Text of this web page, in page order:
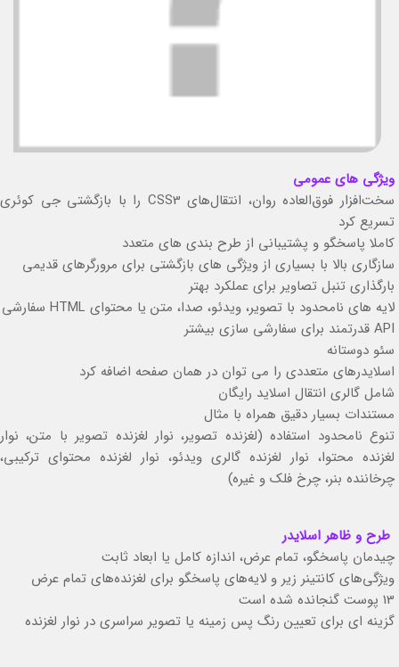
ویژگی های عمومی
سخت‌افزار فوق‌العاده روان، انتقال‌های CSS3 را با بازگشتی جی کوئری
تسریع کرد
کاملا پاسخگو و پشتیبانی از طرح بندی های متعدد
سازگاری بالا با بسیاری از ویژگی های بازگشتی برای مرورگرهای قدیمی
بارگذاری تنبل تصاویر برای عملکرد بهتر
لایه های نامحدود با تصویر، ویدئو، صدا، متن یا محتوای HTML سفارشی
API قدرتمند برای سفارشی سازی بیشتر
سئو دوستانه
اسلایدرهای متعددی را می توان در همان صفحه اضافه کرد
شامل گالری انتقال اسلاید رایگان
مستندات بسیار دقیق همراه با مثال
تنوع نامحدود استفاده (لغزنده تصویر، نوار لغزنده تصویر با متن، نوار
لغزنده محتوا، نوار لغزنده گالری ویدئو، نوار لغزنده محتوای ترکیبی،
چرخاننده بنر، چرخ فلک و غیره)
طرح و ظاهر اسلایدر
چیدمان پاسخگو، تمام عرض، اندازه کامل یا ابعاد ثابت
ویژگی‌های کانتینر زیر و لایه‌های پاسخگو برای لغزنده‌های تمام عرض
13 پوست گنجانده شده است
گزینه ای برای تعیین رنگ پس زمینه یا تصویر سراسری در نوار لغزنده